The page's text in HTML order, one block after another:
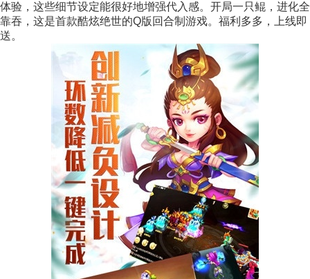
体验，这些细节设定能很好地增强代入感。开局一只鲲，进化全
靠吞，这是首款酷炫绝世的Q版回合制游戏。福利多多，上线即
送。